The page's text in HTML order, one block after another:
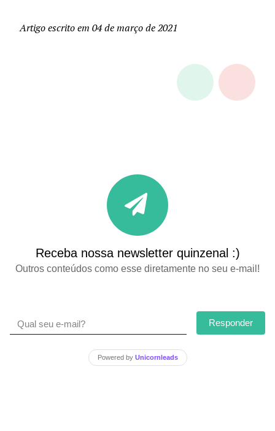
Artigo escrito em 04 de março de 2021
Receba nossa newsletter quinzenal :)
Outros conteúdos como esse diretamente no seu e-mail!
Responder
Powered by Unicornleads